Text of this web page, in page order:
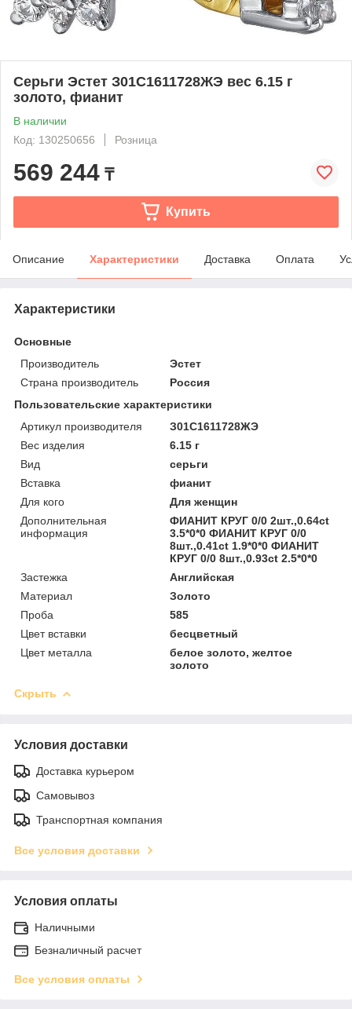
Серьги Эстет З01С1611728ЖЭ вес 6.15 г
золото, фианит
В наличии
Код: 130250656
Розница
569 244 ₸
Купить
Описание Характеристики Доставка Оплата
Характеристики
Основные
Производитель
Эстет
Страна производитель
Россия
Пользовательские характеристики
Артикул производителя
З01С1611728ЖЭ
Вес изделия
6.15 г
Вид
серьги
Вставка
фианит
Для кого
Для женщин
Дополнительная
информация
ФИАНИТ КРУГ 0/0 2шт.,0.64ct
3.5*0*0 ФИАНИТ КРУГ 0/0
8шт.,0.41ct 1.9*0*0 ФИАНИТ
КРУГ 0/0 8шт.,0.93ct 2.5*0*0
Застежка
Английская
Материал
Золото
Проба
585
Цвет вставки
бесцветный
Цвет металла
белое золото, желтое
золото
Скрыть
Условия доставки
Доставка курьером
Самовывоз
Транспортная компания
Все условия доставки
Условия оплаты
Наличными
Безналичный расчет
Все условия оплаты